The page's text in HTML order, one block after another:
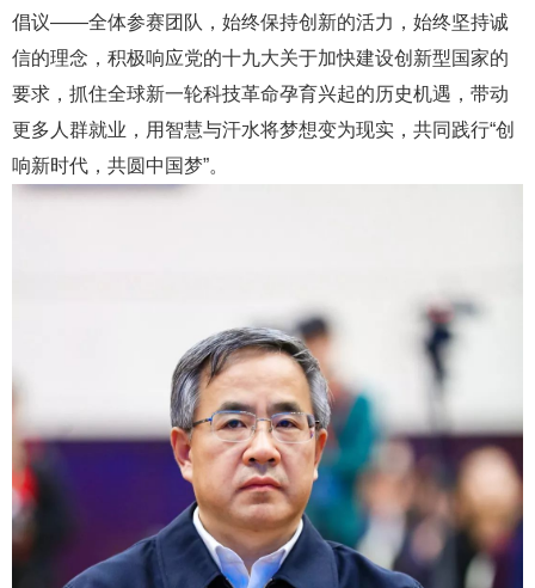
倡议——全体参赛团队，始终保持创新的活力，始终坚持诚
信的理念，积极响应党的十九大关于加快建设创新型国家的
要求，抓住全球新一轮科技革命孕育兴起的历史机遇，带动
更多人群就业，用智慧与汗水将梦想变为现实，共同践行“创
响新时代，共圆中国梦”。